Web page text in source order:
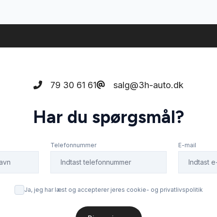
79 30 61 61 salg@3h-auto.dk
Har du spørgsmål?
Telefonnummer E-mail
Ja, jeg har læst og accepterer jeres cookie- og privatlivspolitik